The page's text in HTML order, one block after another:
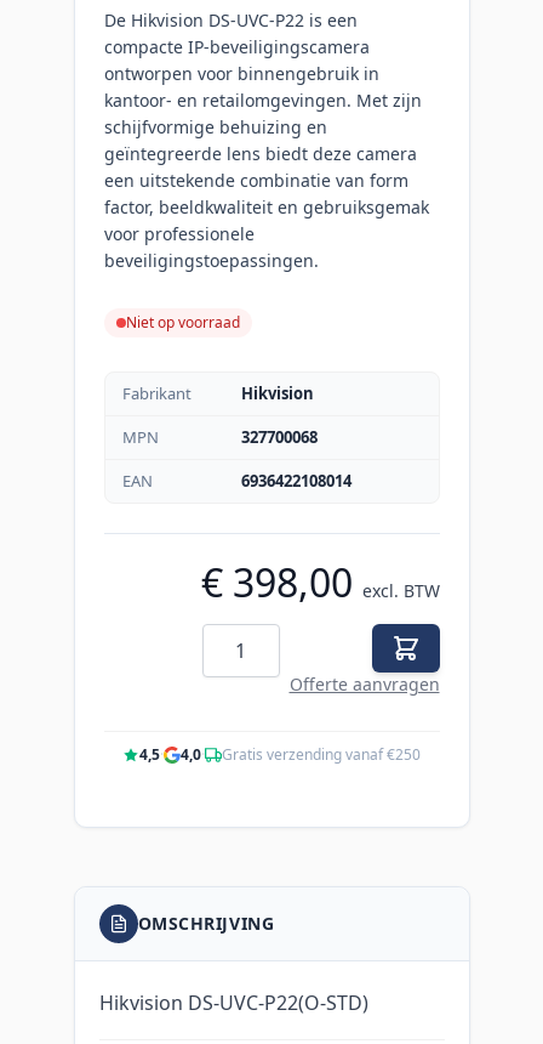
De Hikvision DS-UVC-P22 is een
compacte IP-beveiligingscamera
ontworpen voor binnengebruik in
kantoor- en retailomgevingen. Met zijn
schijfvormige behuizing en
geïntegreerde lens biedt deze camera
een uitstekende combinatie van form
factor, beeldkwaliteit en gebruiksgemak
voor professionele
beveiligingstoepassingen.
Niet op voorraad
Fabrikant
Hikvision
MPN
327700068
EAN
6936422108014
€ 398,00 excl. BTW
Aantal
Offerte aanvragen
4,5· 4,0· Gratis verzending vanaf €250
OMSCHRIJVING
Hikvision DS-UVC-P22(O-STD)